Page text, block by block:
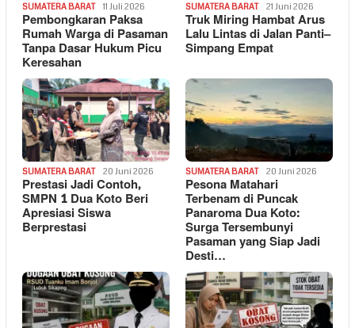
SUMATERA BARAT 11 Juli 2026
Pembongkaran Paksa
Rumah Warga di Pasaman
Tanpa Dasar Hukum Picu
Keresahan
SUMATERA BARAT 21 Juni 2026
Truk Miring Hambat Arus
Lalu Lintas di Jalan Panti–
Simpang Empat
SUMATERA BARAT 20 Juni 2026
Prestasi Jadi Contoh,
SMPN 1 Dua Koto Beri
Apresiasi Siswa
Berprestasi
SUMATERA BARAT 20 Juni 2026
Pesona Matahari
Terbenam di Puncak
Panaroma Dua Koto:
Surga Tersembunyi
Pasaman yang Siap Jadi
Desti…